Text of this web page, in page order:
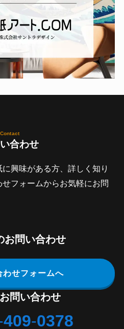
Contact
合わせ
興味がある方、詳しく知り
フォームからお気軽にお問
お問い合わせ
わせフォームへ
問い合わせ
409-0378